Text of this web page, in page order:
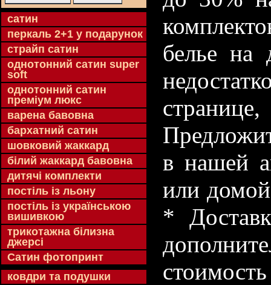
cатин
перкаль 2+1 у подарунок
страйп сатин
однотонний сатин super
soft
однотонний сатин
преміум люкс
варена бавовна
бархатний сатин
шовковий жаккард
білий жаккард бавовна
дитячі комплекти
постіль із льону
постіль із українською
вишивкою
трикотажна білизна
джерсі
Сатин фотопринт
ковдри та подушки
белье на
в нашей
или
*